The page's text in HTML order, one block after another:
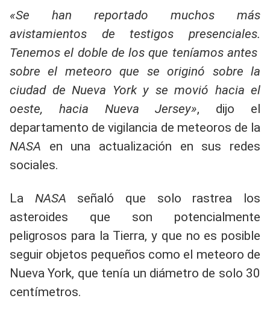
«Se han reportado muchos más
avistamientos de testigos presenciales.
Tenemos el doble de los que teníamos antes
sobre el meteoro que se originó sobre la
ciudad de Nueva York y se movió hacia el
oeste, hacia Nueva Jersey», dijo el
departamento de vigilancia de meteoros de la
NASA en una actualización en sus redes
sociales.
La NASA señaló que solo rastrea los
asteroides que son potencialmente
peligrosos para la Tierra, y que no es posible
seguir objetos pequeños como el meteoro de
Nueva York, que tenía un diámetro de solo 30
centímetros.